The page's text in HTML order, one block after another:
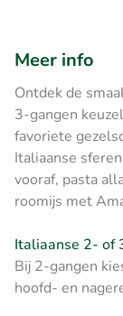
Meer info
Ontdek de
3-gangen
favoriete
Italiaanse
vooraf, pasta
roomijs met
Italiaanse 2- of
Bij 2-gangen
hoofd- en